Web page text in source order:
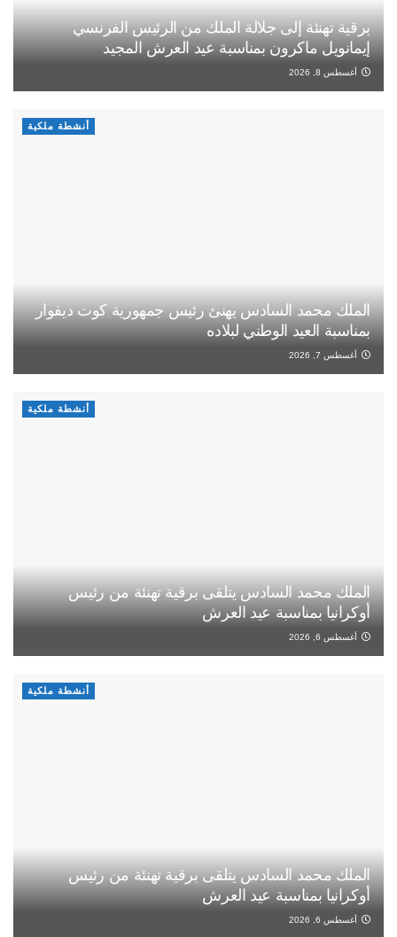
برقية تهنئة إلى جلالة الملك من الرئيس الفرنسي
إيمانويل ماكرون بمناسبة عيد العرش المجيد
أغسطس 8, 2026
أنشطة ملكية
الملك محمد السادس يهنئ رئيس جمهورية كوت ديفوار
بمناسبة العيد الوطني لبلاده
أغسطس 7, 2026
أنشطة ملكية
الملك محمد السادس يتلقى برقية تهنئة من رئيس
أوكرانيا بمناسبة عيد العرش
أغسطس 6, 2026
أنشطة ملكية
الملك محمد السادس يتلقى برقية تهنئة من رئيس
أوكرانيا بمناسبة عيد العرش
أغسطس 6, 2026